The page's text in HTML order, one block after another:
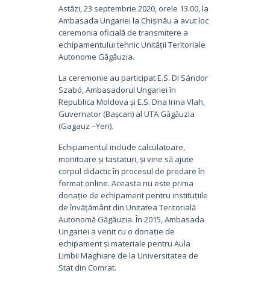
Astăzi, 23 septembrie 2020, orele 13.00, la
Ambasada Ungariei la Chișinău a avut loc
ceremonia oficială de transmitere a
echipamentului tehnic Unității Teritoriale
Autonome Găgăuzia.
La ceremonie au participat E.S. Dl Sándor
Szabó, Ambasadorul Ungariei în
Republica Moldova și E.S. Dna Irina Vlah,
Guvernator (Bașcan) al UTA Găgăuzia
(Gagauz –Yeri).
Echipamentul include calculatoare,
monitoare și tastaturi, și vine să ajute
corpul didactic în procesul de predare în
format online. Aceasta nu este prima
donație de echipament pentru instituțiile
de învățământ din Unitatea Teritorială
Autonomă Găgăuzia. În 2015, Ambasada
Ungariei a venit cu o donație de
echipament și materiale pentru Aula
Limbii Maghiare de la Universitatea de
Stat din Comrat.